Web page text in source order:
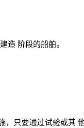
造 阶段的船舶。
只要通过试验或其